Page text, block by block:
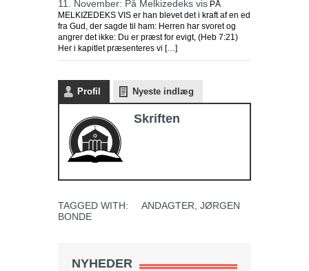
11. November: På Melkizedeks vis PÅ
MELKIZEDEKS VIS er han blevet det i kraft af en ed
fra Gud, der sagde til ham: Herren har svoret og
angrer det ikke: Du er præst for evigt, (Heb 7:21)
Her i kapitlet præsenteres vi […]
Profil Nyeste indlæg
Skriften
TAGGED WITH: ANDAGTER JØRGEN
BONDE
NYHEDER